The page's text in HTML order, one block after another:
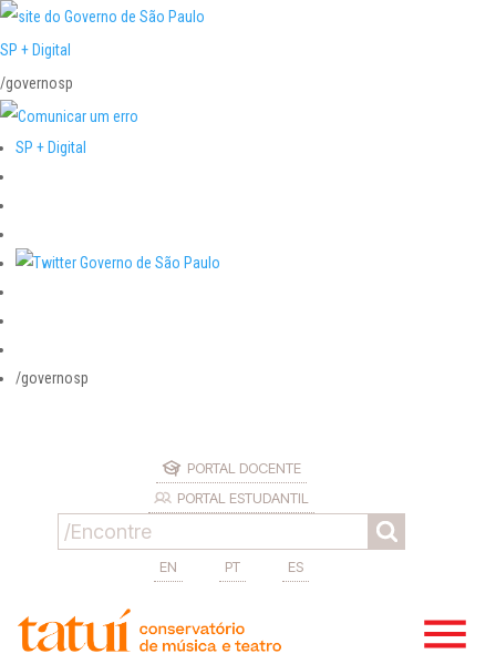
SP + Digital
/governosp
SP + Digital
/governosp
PORTAL DOCENTE
PORTAL ESTUDANTIL
EN PT ES